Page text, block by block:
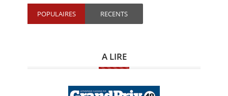
POPULAIRES RECENTS
A LIRE